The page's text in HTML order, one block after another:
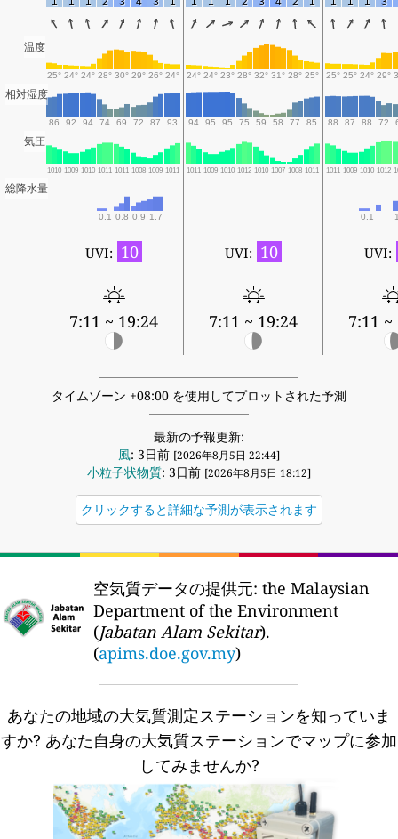
温度
25° 24° 24° 28° 30° 29° 26° 24° 24° 24° 23° 28° 32° 31° 28° 25° 25° 25° 24° 29°
相対湿度
86 92 94 74 69 72 87 93 94 95 95 75 59 58 77 85 88 87 88 72
気圧
1010 1009 1010 1011 1011 1008 1009 1011 1011 1009 1010 1012 1010 1007 1008 1011 1011 1009 1010 1012
総降水量
0.1 0.8 0.9 1.7 0.1
UVI: 10
7:11 ~ 19:24
UVI: 10
7:11 ~ 19:24
UVI:
7:11 ~
タイムゾーン +08:00 を使用してプロットされた予測
最新の予報更新:
風: 3日前 [2026年8月5日 22:44]
小粒子状物質: 3日前 [2026年8月5日 18:12]
クリックすると詳細な予測が表示されます
空気質データの提供元: the Malaysian
Department of the Environment
(Jabatan Alam Sekitar).
(apims.doe.gov.my)
あなたの地域の大気質測定ステーションを知っていま
すか? あなた自身の大気質ステーションでマップに参加
してみませんか?